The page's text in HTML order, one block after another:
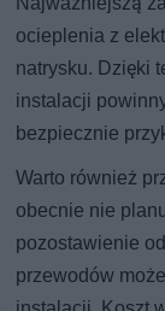
ocieplenia z
natrysku. Dzięki
instalacji
bezpiecznie
Warto również
obecnie nie
pozostawienie
przewodów